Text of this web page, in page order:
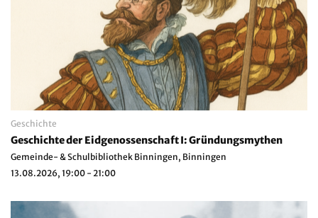
Geschichte
Geschichte der Eidgenossenschaft I: Gründungsmythen
Gemeinde- & Schulbibliothek Binningen, Binningen
13.08.2026, 19:00 - 21:00